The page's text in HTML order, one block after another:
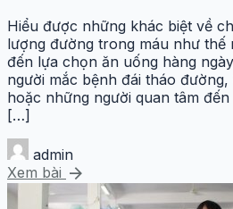
Hiểu được những khác biệt về
lượng đường trong máu như thế
đến lựa chọn ăn uống hàng
người mắc bệnh đái tháo
hoặc những người quan tâm
[…]
admin
Xem bài arrow_forward